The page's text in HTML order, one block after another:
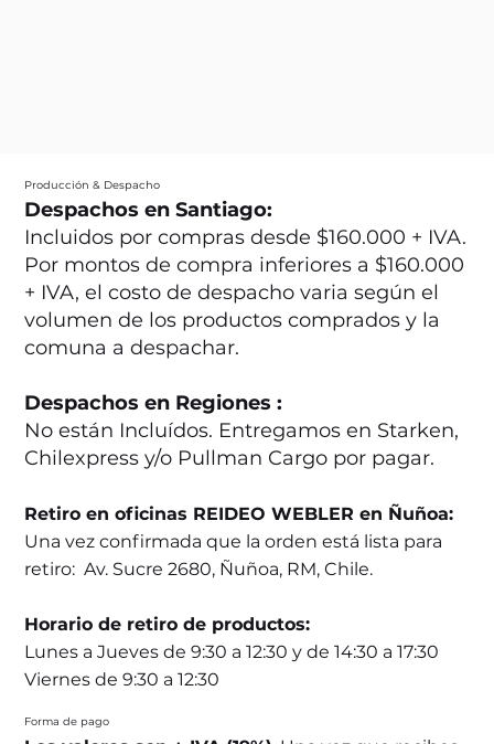
Producción & Despacho
Despachos en Santiago:
Incluidos por compras desde $160.000 + IVA.
Por montos de compra inferiores a $160.000
+ IVA, el costo de despacho varia según el
volumen de los productos comprados y la
comuna a despachar.
Despachos en Regiones :
No están Incluídos. Entregamos en Starken,
Chilexpress y/o Pullman Cargo por pagar.
Retiro en oficinas REIDEO WEBLER en Ñuñoa:
Una vez confirmada que la orden está lista para
retiro: Av. Sucre 2680, Ñuñoa, RM, Chile.
Horario de retiro de productos:
Lunes a Jueves de 9:30 a 12:30 y de 14:30 a 17:30
Viernes de 9:30 a 12:30
Forma de pago